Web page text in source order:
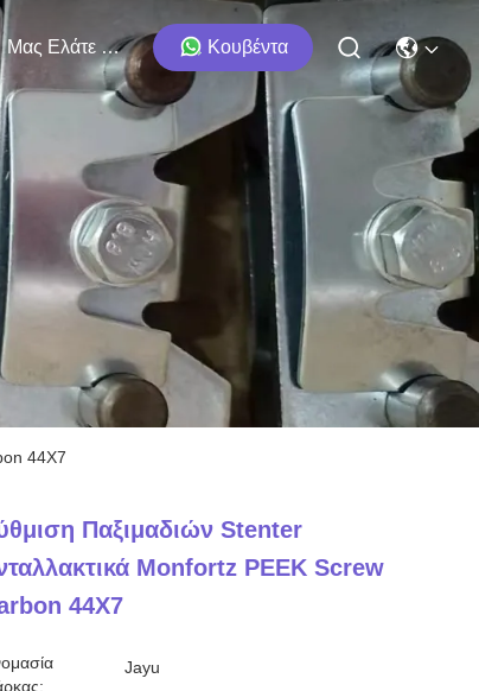
Μας Ελάτε Σε Επαφή Με Κουβέντα
44X7
Παξιμαδιών Stenter
Monfortz PEEK Screw
44X7
Jayu